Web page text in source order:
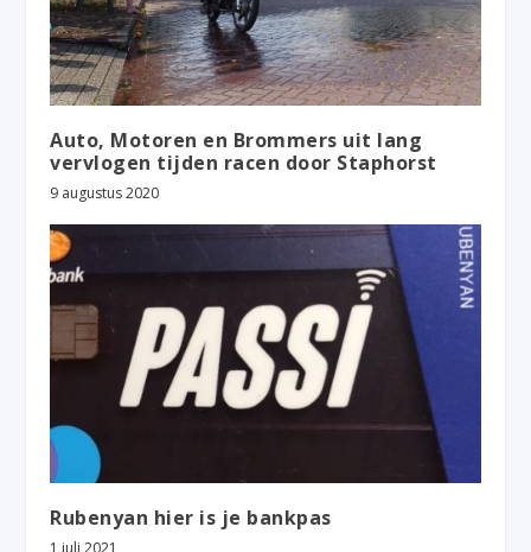
Auto, Motoren en Brommers uit lang
vervlogen tijden racen door Staphorst
9 augustus 2020
Rubenyan hier is je bankpas
1 juli 2021